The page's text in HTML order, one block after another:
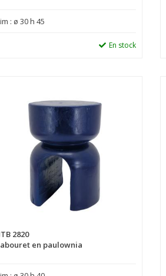
: ø 30 h 45
En stock
2820
en paulownia